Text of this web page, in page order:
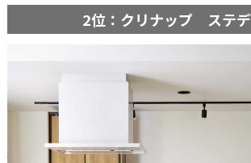
2位：クリナップ ステ